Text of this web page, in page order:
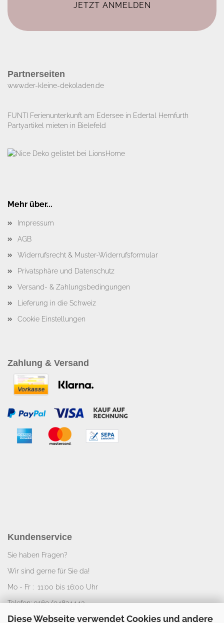
Diese Webseite verwendet Cookies und andere
Partnerseiten
www.der-kleine-dekoladen.de​
FUNTI Ferienunterkunft am Edersee in Edertal Hemfurth
Partyartikel mieten in Bielefeld
Mehr über...
Impressum
AGB
Widerrufsrecht & Muster-Widerrufsformular
Privatsphäre und Datenschutz
Versand- & Zahlungsbedingungen
Lieferung in die Schweiz
Cookie Einstellungen
Zahlung & Versand
Kundenservice
Sie haben Fragen?
Wir sind gerne für Sie da!
Mo - Fr : 11:00 bis 16:00 Uhr
Telefon: 0160/94824443
E-Mail:info@nice-deko.de